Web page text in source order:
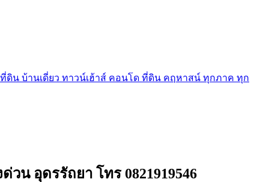
ดิน บ้านเดี่ยว ทาวน์เฮ้าส์ คอนโด ที่ดิน คฤหาสน์ ทุกภาค ทุก
น อุดรรัถยา โทร 0821919546